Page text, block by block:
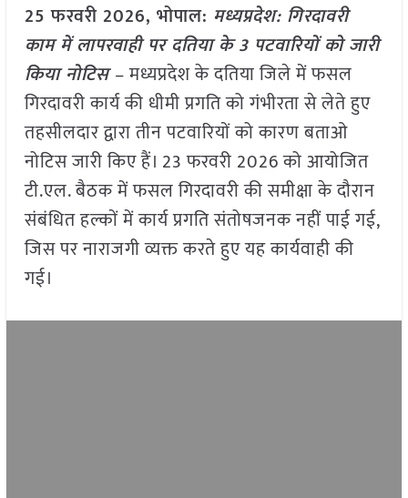
25 फरवरी 2026, भोपाल: मध्यप्रदेश: गिरदावरी
काम में लापरवाही पर दतिया के 3 पटवारियों को जारी
किया नोटिस– मध्यप्रदेश के दतिया जिले में फसल
गिरदावरी कार्य की धीमी प्रगति को गंभीरता से लेते हुए
तहसीलदार द्वारा तीन पटवारियों को कारण बताओ
नोटिस जारी किए हैं। 23 फरवरी 2026 को आयोजित
टी.एल. बैठक में फसल गिरदावरी की समीक्षा के दौरान
संबंधित हल्कों में कार्य प्रगति संतोषजनक नहीं पाई गई,
जिस पर नाराजगी व्यक्त करते हुए यह कार्यवाही की
गई।